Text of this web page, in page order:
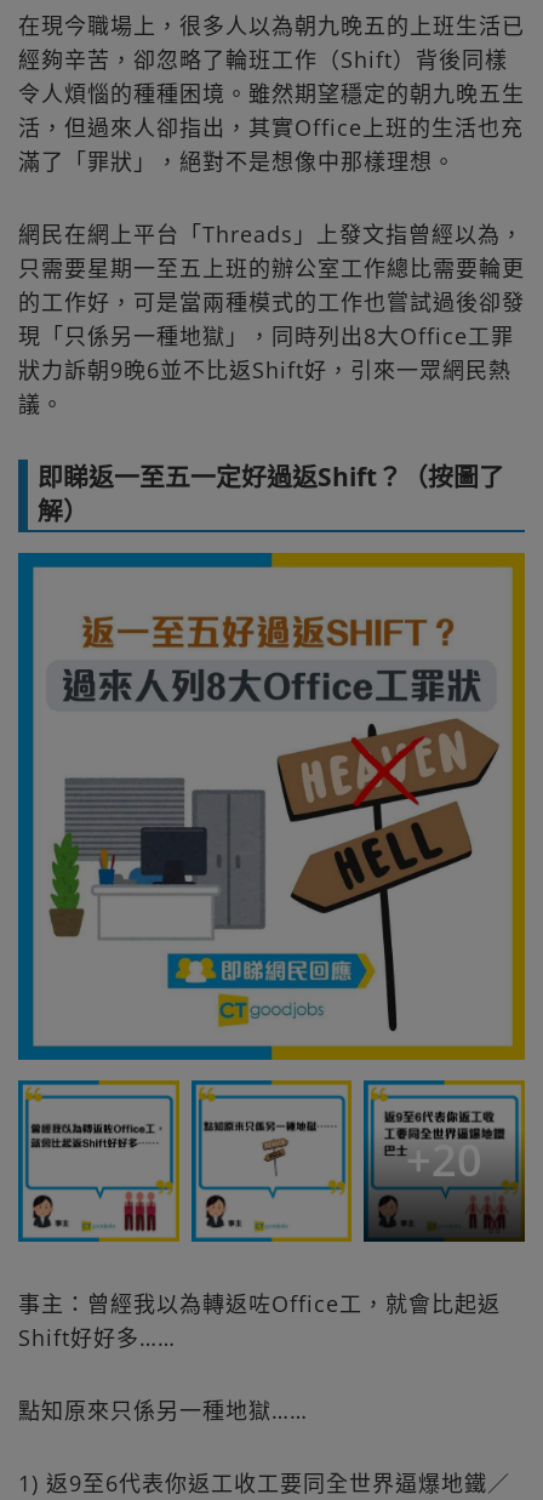
在現今職場上，很多人以為朝九晚五的上班生活已
經夠辛苦，卻忽略了輪班工作（Shift）背後同樣
令人煩惱的種種困境。雖然期望穩定的朝九晚五生
活，但過來人卻指出，其實Office上班的生活也充
滿了「罪狀」，絕對不是想像中那樣理想。
網民在網上平台「Threads」上發文指曾經以為，
只需要星期一至五上班的辦公室工作總比需要輪更
的工作好，可是當兩種模式的工作也嘗試過後卻發
現「只係另一種地獄」，同時列出8大Office工罪
狀力訴朝9晚6並不比返Shift好，引來一眾網民熱
議。
即睇返一至五一定好過返Shift？（按圖了
解）
+20
事主：曾經我以為轉返咗Office工，就會比起返
Shift好好多……
點知原來只係另一種地獄……
1) 返9至6代表你返工收工要同全世界逼爆地鐵／